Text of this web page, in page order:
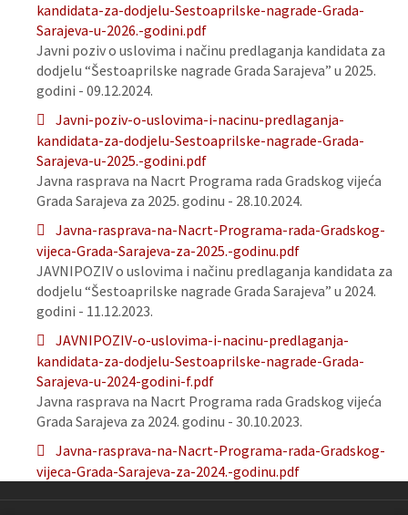
kandidata-za-dodjelu-Sestoaprilske-nagrade-Grada-
Sarajeva-u-2026.-godini.pdf
Javni poziv o uslovima i načinu predlaganja kandidata za
dodjelu “Šestoaprilske nagrade Grada Sarajeva” u 2025.
godini - 09.12.2024.
Javni-poziv-o-uslovima-i-nacinu-predlaganja-
kandidata-za-dodjelu-Sestoaprilske-nagrade-Grada-
Sarajeva-u-2025.-godini.pdf
Javna rasprava na Nacrt Programa rada Gradskog vijeća
Grada Sarajeva za 2025. godinu - 28.10.2024.
Javna-rasprava-na-Nacrt-Programa-rada-Gradskog-
vijeca-Grada-Sarajeva-za-2025.-godinu.pdf
JAVNIPOZIV o uslovima i načinu predlaganja kandidata za
dodjelu “Šestoaprilske nagrade Grada Sarajeva” u 2024.
godini - 11.12.2023.
JAVNIPOZIV-o-uslovima-i-nacinu-predlaganja-
kandidata-za-dodjelu-Sestoaprilske-nagrade-Grada-
Sarajeva-u-2024-godini-f.pdf
Javna rasprava na Nacrt Programa rada Gradskog vijeća
Grada Sarajeva za 2024. godinu - 30.10.2023.
Javna-rasprava-na-Nacrt-Programa-rada-Gradskog-
vijeca-Grada-Sarajeva-za-2024.-godinu.pdf